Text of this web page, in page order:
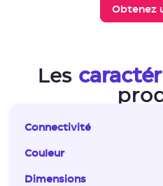
Obtenez
Les
Connectivité
Couleur
Dimensions